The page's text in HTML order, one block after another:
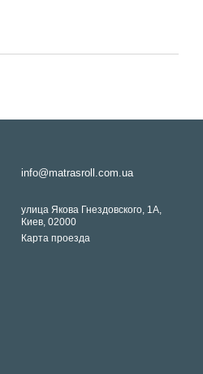
info@matrasroll.com.ua
улица Якова Гнездовского, 1А,
Киев, 02000
Карта проезда